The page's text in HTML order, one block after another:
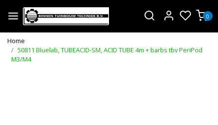
0
Home
50811 Bluelab, TUBEACID-SM, ACID TUBE 4m + barbs tbv PeriPod
M3/M4